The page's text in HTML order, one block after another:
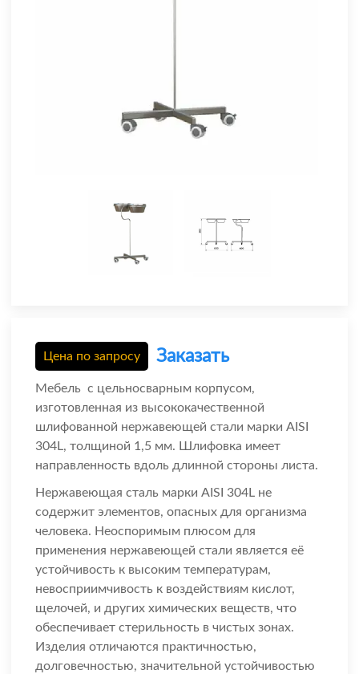
Цена по запросу Заказать
Мебель с цельносварным корпусом,
изготовленная из высококачественной
шлифованной нержавеющей стали марки AISI
304L, толщиной 1,5 мм. Шлифовка имеет
направленность вдоль длинной стороны листа.
Нержавеющая сталь марки AISI 304L не
содержит элементов, опасных для организма
человека. Неоспоримым плюсом для
применения нержавеющей стали является её
устойчивость к высоким температурам,
невосприимчивость к воздействиям кислот,
щелочей, и других химических веществ, что
обеспечивает стерильность в чистых зонах.
Изделия отличаются практичностью,
долговечностью, значительной устойчивостью